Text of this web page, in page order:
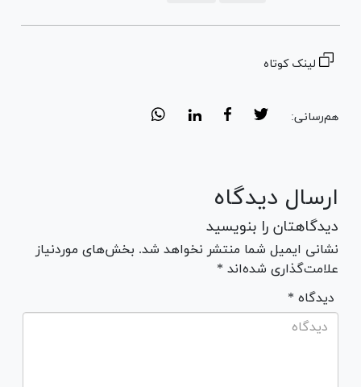
لینک کوتاه
هم‌رسانی:
ارسال دیدگاه
دیدگاهتان را بنویسید
نشانی ایمیل شما منتشر نخواهد شد. بخش‌های موردنیاز
علامت‌گذاری شده‌اند *
* دیدگاه